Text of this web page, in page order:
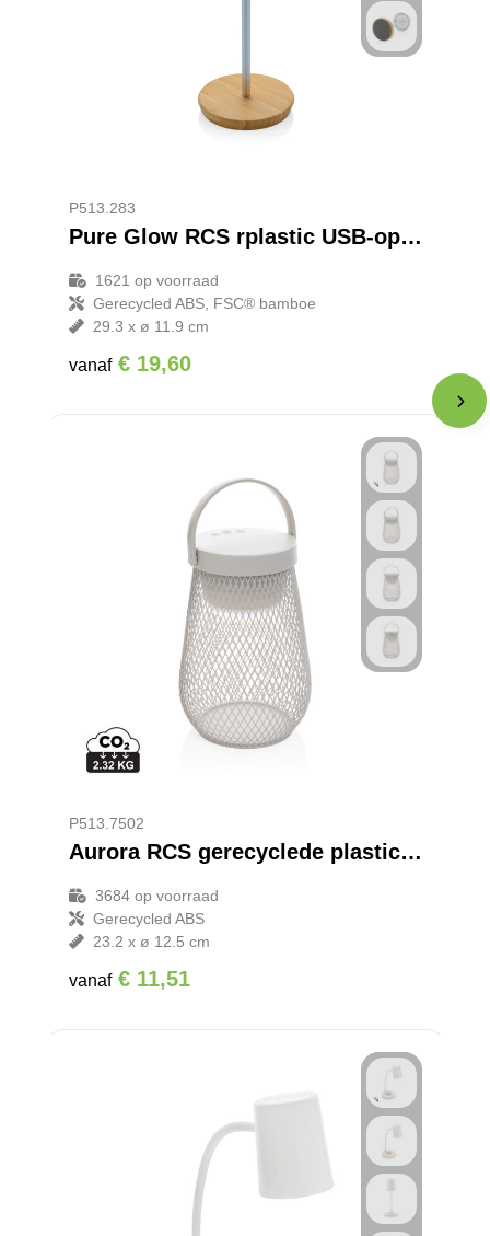
P513.283
Pure Glow RCS rplastic USB-oplaadbare tafellamp
1621 op voorraad
Gerecycled ABS, FSC® bamboe
29.3 x ø 11.9 cm
vanaf € 19,60
P513.7502
Aurora RCS gerecyclede plastic USB-oplaadbare tafellamp
3684op voorraad
Gerecycled ABS
23.2 x ø 12.5 cm
vanaf € 11,51